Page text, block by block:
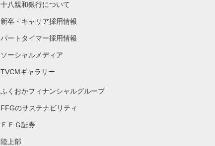
十八親和銀行について
新卒・キャリア採用情報
パートタイマー採用情報
ソーシャルメディア
TVCMギャラリー
ふくおかフィナンシャルグループ
FFGのサステナビリティ
ＦＦＧ証券
陸上部